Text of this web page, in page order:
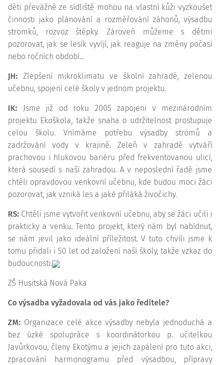
děti převážně ze sídliště mohou na vlastní kůži vyzkoušet
činnosti jako plánování a rozměřování záhonů, výsadbu
stromků, rozvoz štěpky. Zároveň můžeme s dětmi
pozorovat, jak se lesík vyvíjí, jak reaguje na změny počasí
nebo ročních období…
JH: Zlepšení mikroklimatu ve školní zahradě, zelenou
učebnu, spojení celé školy v jednom projektu.
IK: Jsme již od roku 2005 zapojeni v mezinárodním
projektu Ekoškola, takže snaha o udržitelnost prostupuje
celou školu. Vnímáme potřebu výsadby stromů a
zadržování vody v krajině. Zeleň v zahradě vytváří
prachovou i hlukovou bariéru před frekventovanou ulicí,
která sousedí s naší zahradou. A v neposlední řadě jsme
chtěli opravdovou venkovní učebnu, kde budou moci žáci
pozorovat, jak vzniká les a jaké přiláká živočichy.
RS: Chtěli jsme vytvořit venkovní učebnu, aby se žáci učili i
prakticky a venku. Tento projekt, který nám byl nabídnut,
se nám jevil jako ideální příležitost. V tuto chvíli jsme k
tomu přidali i 50 let od založení naší školy, takže vzkaz do
budoucnosti.
ZŠ Husitská Nová Paka
Co výsadba vyžadovala od vás jako ředitele?
ZM: Organizace celé akce výsadby nebyla jednoduchá a
bez úzké spolupráce s koordinátorkou p. učitelkou
Javůrkovou, členy Ekotýmu a jejich zapálení pro tuto akci,
zpracování harmonogramu před výsadbou, přípravy